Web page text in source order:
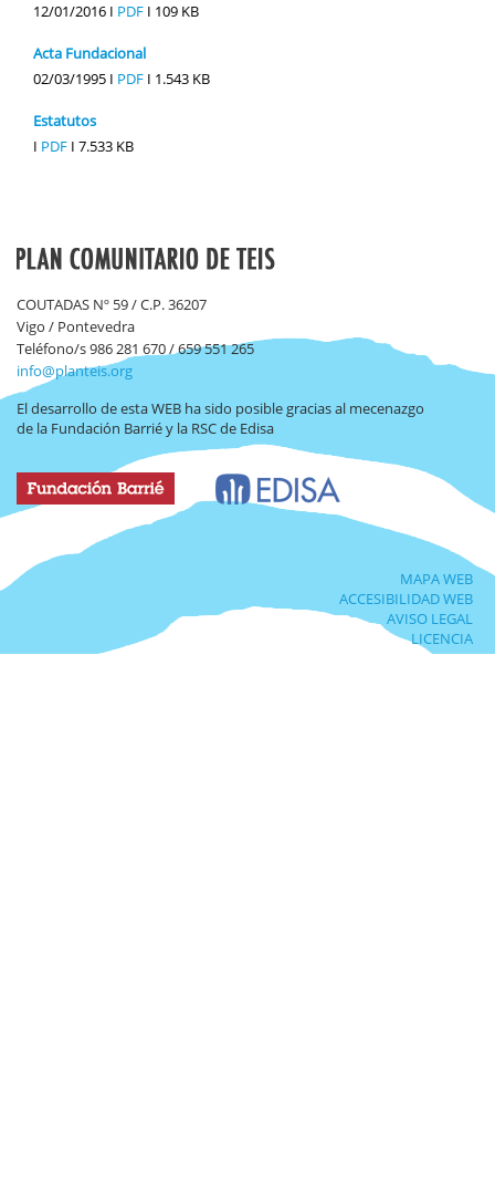
12/01/2016 I PDF I 109 KB
Acta Fundacional
02/03/1995 I PDF I 1.543 KB
Estatutos
I PDF I 7.533 KB
COUTADAS Nº 59 / C.P. 36207
Vigo / Pontevedra
Teléfono/s 986 281 670 / 659 551 265
info@planteis.org
El desarrollo de esta WEB ha sido posible gracias al mecenazgo
de la Fundación Barrié y la RSC de Edisa
MAPA WEB
ACCESIBILIDAD WEB
AVISO LEGAL
LICENCIA